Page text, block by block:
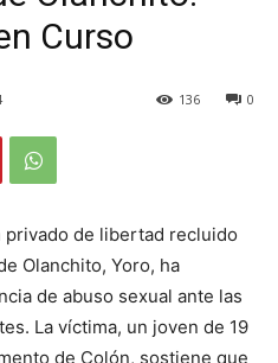
Curso
0
136
de libertad recluido
Olanchito, Yoro, ha
de abuso sexual ante las
La víctima, un joven de 19
de Colón, sostiene que